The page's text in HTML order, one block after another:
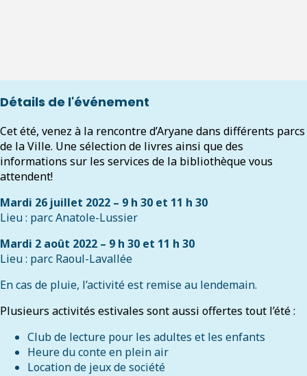
Détails de l'événement
Cet été, venez à la rencontre d’Aryane dans différents parcs
de la Ville. Une sélection de livres ainsi que des
informations sur les services de la bibliothèque vous
attendent!
Mardi 26 juillet 2022 – 9 h 30 et 11 h 30
Lieu : parc Anatole-Lussier
Mardi 2 août 2022 – 9 h 30 et 11 h 30
Lieu : parc Raoul-Lavallée
En cas de pluie, l’activité est remise au lendemain.
Plusieurs activités estivales sont aussi offertes tout l’été :
Club de lecture pour les adultes et les enfants
Heure du conte en plein air
Location de jeux de société